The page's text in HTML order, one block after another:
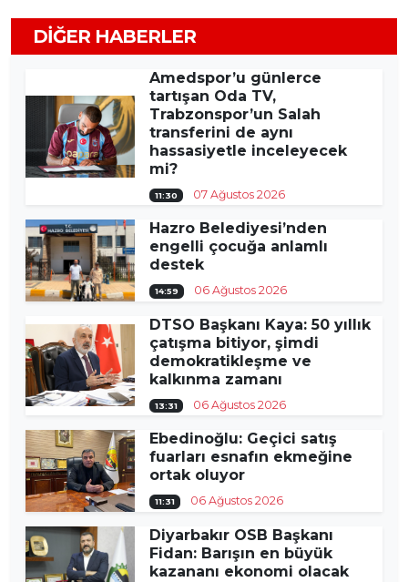
DIĞER HABERLER
Amedspor’u günlerce
tartışan Oda TV,
Trabzonspor’un Salah
transferini de aynı
hassasiyetle inceleyecek
mi?
11:30 07 Ağustos 2026
Hazro Belediyesi’nden
engelli çocuğa anlamlı
destek
14:59 06 Ağustos 2026
DTSO Başkanı Kaya: 50 yıllık
çatışma bitiyor, şimdi
demokratikleşme ve
kalkınma zamanı
13:31 06 Ağustos 2026
Ebedinoğlu: Geçici satış
fuarları esnafın ekmeğine
ortak oluyor
11:31 06 Ağustos 2026
Diyarbakır OSB Başkanı
Fidan: Barışın en büyük
kazananı ekonomi olacak